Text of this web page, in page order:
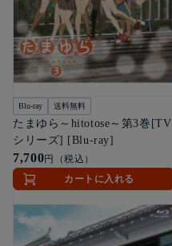
Blu-ray 送料無料
たまゆら～hitotose～第3巻[TV
シリーズ] [Blu-ray]
7,700円（税込）
カートに入れる